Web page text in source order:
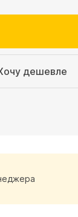
дешевле